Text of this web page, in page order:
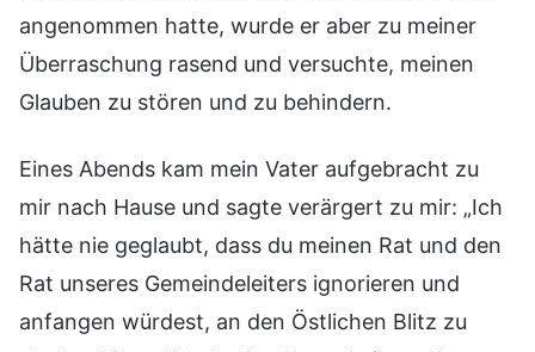
angenommen hatte, wurde er aber zu meiner
Überraschung rasend und versuchte, meinen
Glauben zu stören und zu behindern.
Eines Abends kam mein Vater aufgebracht zu
mir nach Hause und sagte verärgert zu mir: „Ich
hätte nie geglaubt, dass du meinen Rat und den
Rat unseres Gemeindeleiters ignorieren und
anfangen würdest, an den Östlichen Blitz zu